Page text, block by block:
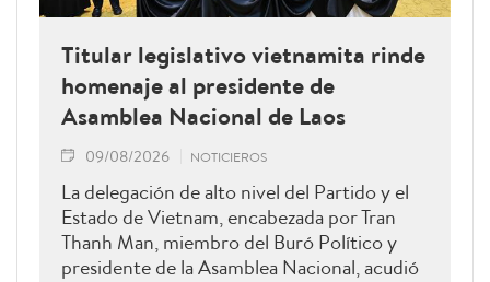
Titular legislativo vietnamita rinde
homenaje al presidente de
Asamblea Nacional de Laos
09/08/2026 NOTICIEROS
La delegación de alto nivel del Partido y el
Estado de Vietnam, encabezada por Tran
Thanh Man, miembro del Buró Político y
presidente de la Asamblea Nacional, acudió